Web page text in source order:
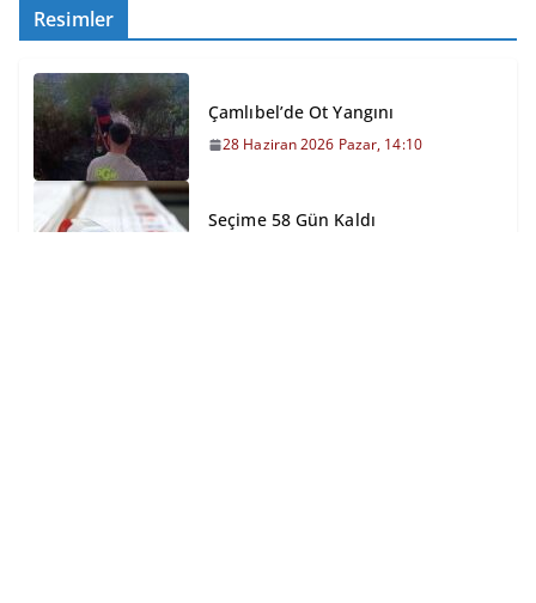
Resimler
Çamlıbel’de Ot Yangını
28 Haziran 2026 Pazar, 14:10
Seçime 58 Gün Kaldı